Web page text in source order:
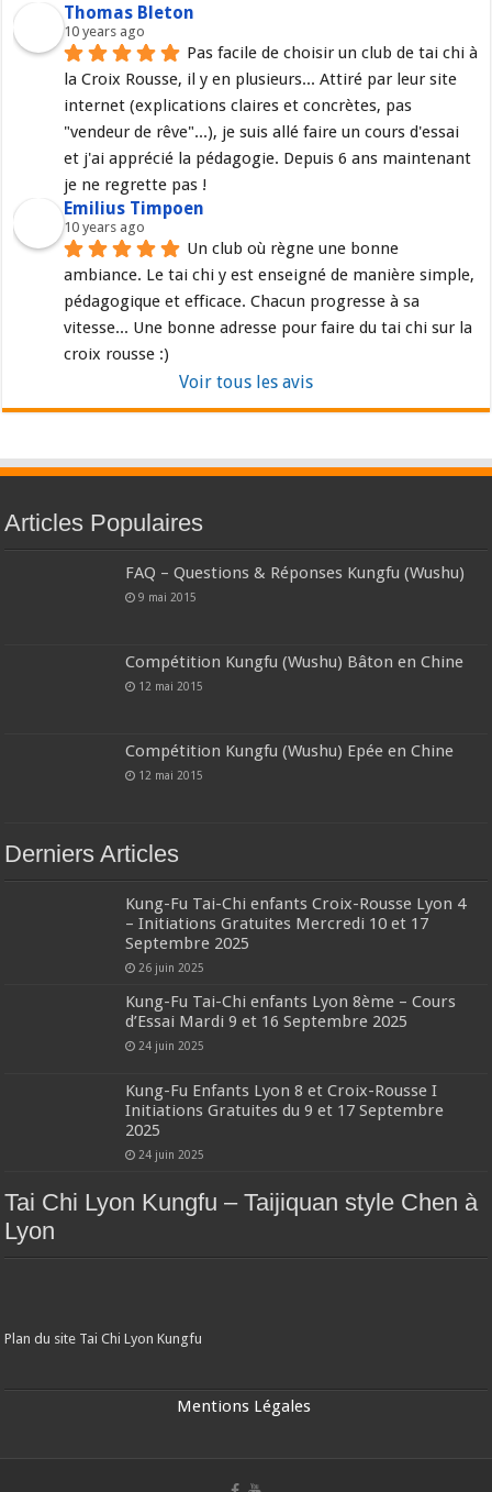
Thomas Bleton
10 years ago
Pas facile de choisir un club de tai chi à
la Croix Rousse, il y en plusieurs... Attiré par leur site
internet (explications claires et concrètes, pas
"vendeur de rêve"...), je suis allé faire un cours d'essai
et j'ai apprécié la pédagogie. Depuis 6 ans maintenant
je ne regrette pas !
Emilius Timpoen
10 years ago
Un club où règne une bonne
ambiance. Le tai chi y est enseigné de manière simple,
pédagogique et efficace. Chacun progresse à sa
vitesse... Une bonne adresse pour faire du tai chi sur la
croix rousse :)
Voir tous les avis
Articles Populaires
FAQ – Questions & Réponses Kungfu (Wushu)
9 mai 2015
Compétition Kungfu (Wushu) Bâton en Chine
12 mai 2015
Compétition Kungfu (Wushu) Epée en Chine
12 mai 2015
Derniers Articles
Kung-Fu Tai-Chi enfants Croix-Rousse Lyon 4
– Initiations Gratuites Mercredi 10 et 17
Septembre 2025
26 juin 2025
Kung-Fu Tai-Chi enfants Lyon 8ème – Cours
d’Essai Mardi 9 et 16 Septembre 2025
24 juin 2025
Kung-Fu Enfants Lyon 8 et Croix-Rousse I
Initiations Gratuites du 9 et 17 Septembre
2025
24 juin 2025
Tai Chi Lyon Kungfu – Taijiquan style Chen à
Lyon
Plan du site Tai Chi Lyon Kungfu
Mentions Légales